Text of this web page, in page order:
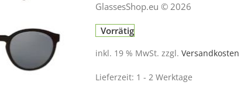
GlassesShop.eu © 2026
Vorrätig
inkl. 19 % MwSt. zzgl. Versandkosten
Lieferzeit: 1 - 2 Werktage